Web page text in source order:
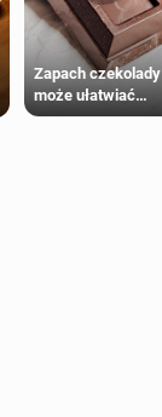
Zapach czekolady
może ułatwiać
trening siłowy